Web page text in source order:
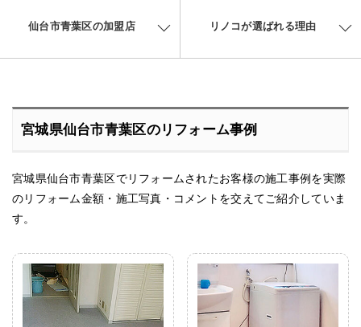
仙台市青葉区の加盟店 リノコが選ばれる理由
宮城県仙台市青葉区のリフォーム事例
宮城県仙台市青葉区でリフォームされたお客様の施工事例を実際
のリフォーム金額・施工写真・コメントを交えてご紹介していま
す。